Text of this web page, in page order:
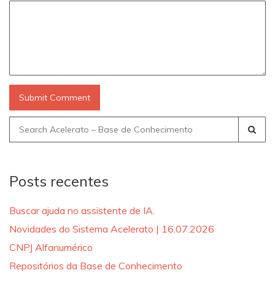
Search
for:
Posts recentes
Buscar ajuda no assistente de IA.
Novidades do Sistema Acelerato | 16.07.2026
CNPJ Alfanumérico
Repositórios da Base de Conhecimento